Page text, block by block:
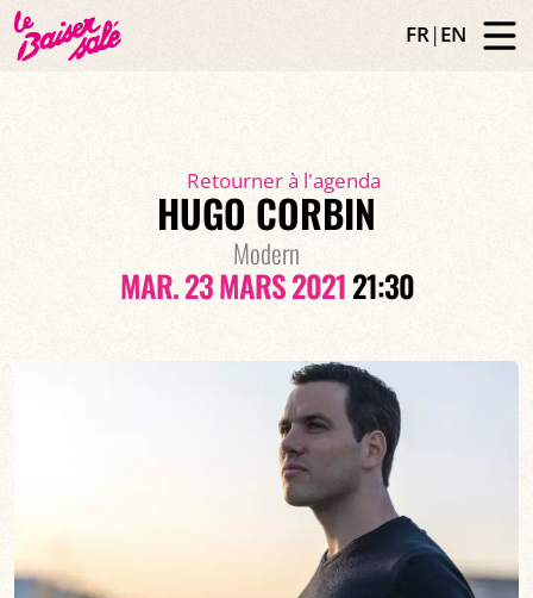
FR|EN
Retourner à l'agenda
HUGO CORBIN
Modern
MAR. 23 MARS 202121:30